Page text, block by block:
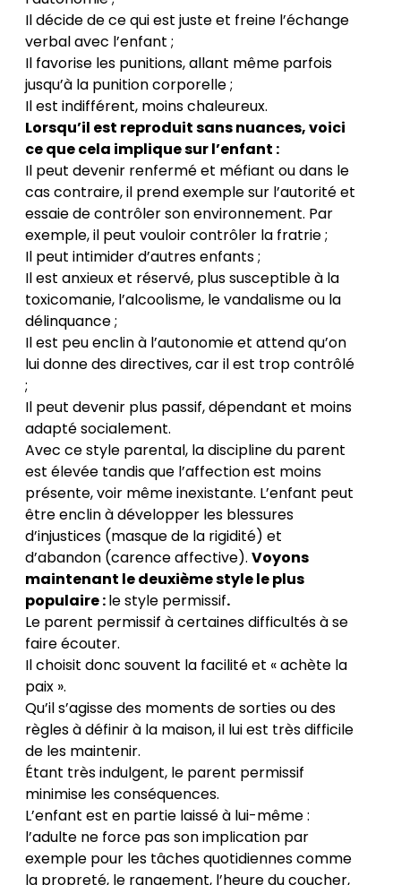
Il décide de ce qui est juste et freine l’échange
verbal avec l’enfant ;
Il favorise les punitions, allant même parfois
jusqu’à la punition corporelle ;
Il est indifférent, moins chaleureux.
Lorsqu’il est reproduit sans nuances, voici
ce que cela implique sur l’enfant :
Il peut devenir renfermé et méfiant ou dans le
cas contraire, il prend exemple sur l’autorité et
essaie de contrôler son environnement. Par
exemple, il peut vouloir contrôler la fratrie ;
Il peut intimider d’autres enfants ;
Il est anxieux et réservé, plus susceptible à la
toxicomanie, l’alcoolisme, le vandalisme ou la
délinquance ;
Il est peu enclin à l’autonomie et attend qu’on
lui donne des directives, car il est trop contrôlé
;
Il peut devenir plus passif, dépendant et moins
adapté socialement.
Avec ce style parental, la discipline du parent
est élevée tandis que l’affection est moins
présente, voir même inexistante. L’enfant peut
être enclin à développer les blessures
d’injustices (masque de la rigidité) et
d’abandon (carence affective). Voyons
maintenant le deuxième style le plus
populaire :le style permissif.
Le parent permissif à certaines difficultés à se
faire écouter.
Il choisit donc souvent la facilité et « achète la
paix ».
Qu’il s’agisse des moments de sorties ou des
règles à définir à la maison, il lui est très difficile
de les maintenir.
Étant très indulgent, le parent permissif
minimise les conséquences.
L’enfant est en partie laissé à lui-même :
l’adulte ne force pas son implication par
exemple pour les tâches quotidiennes comme
la propreté, le rangement, l’heure du coucher,